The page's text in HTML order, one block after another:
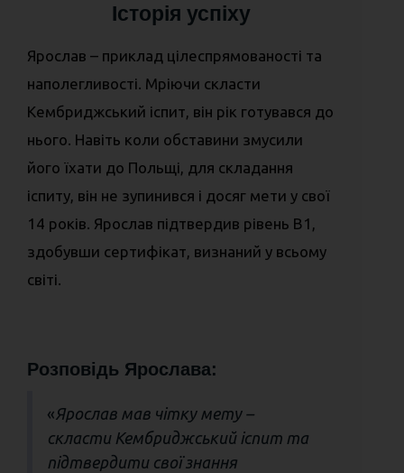
Історія успіху
Ярослав – приклад цілеспрямованості та
наполегливості. Мріючи скласти
Кембриджський іспит, він рік готувався до
нього. Навіть коли обставини змусили
його їхати до Польщі, для складання
іспиту, він не зупинився і досяг мети у свої
14 років. Ярослав підтвердив рівень В1,
здобувши сертифікат, визнаний у всьому
світі.
Розповідь Ярослава:
«Ярослав мав чітку мету –
скласти Кембриджський іспит та
підтвердити свої знання